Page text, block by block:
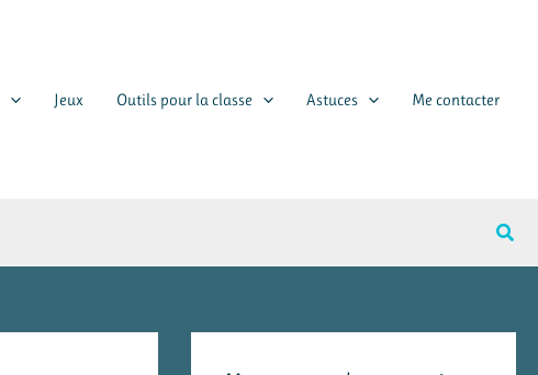
Jeux Outils pour la classe Astuces Me contacter